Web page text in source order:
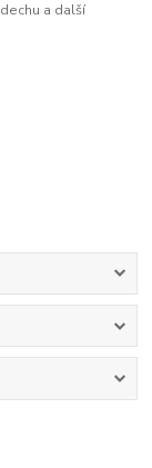
a další